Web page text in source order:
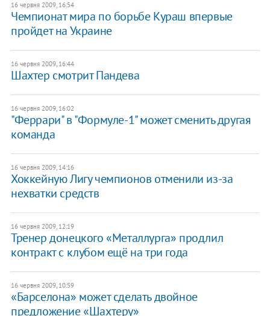
16 червня 2009, 16:54
Чемпионат мира по борьбе Кураш впервые
пройдет на Украине
16 червня 2009, 16:44
Шахтер смотрит Пандева
16 червня 2009, 16:02
"Феррари" в "Формуле-1" может сменить другая
команда
16 червня 2009, 14:16
Хоккейную Лигу чемпионов отменили из-за
нехватки средств
16 червня 2009, 12:19
Тренер донецкого «Металлурга» продлил
контракт с клубом ещё на три года
16 червня 2009, 10:59
«Барселона» может сделать двойное
предложение «Шахтеру»